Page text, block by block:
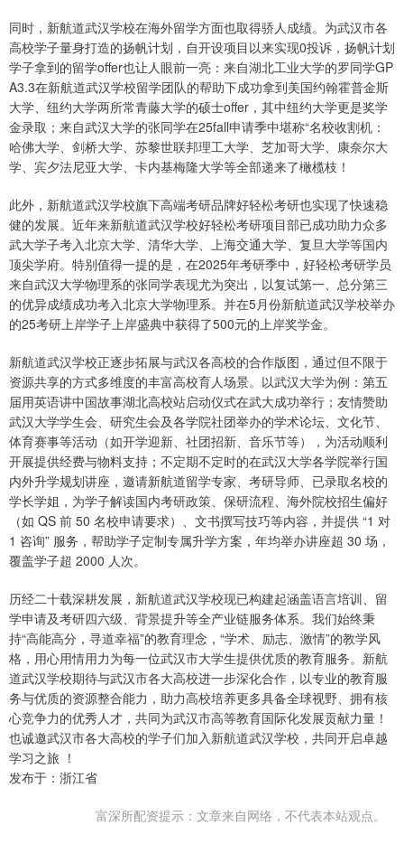
同时，新航道武汉学校在海外留学方面也取得骄人成绩。为武汉市各
高校学子量身打造的扬帆计划，自开设项目以来实现0投诉，扬帆计划
学子拿到的留学offer也让人眼前一亮：来自湖北工业大学的罗同学GP
A3.3在新航道武汉学校留学团队的帮助下成功拿到美国约翰霍普金斯
大学、纽约大学两所常青藤大学的硕士offer，其中纽约大学更是奖学
金录取；来自武汉大学的张同学在25fall申请季中堪称“名校收割机：
哈佛大学、剑桥大学、苏黎世联邦理工大学、芝加哥大学、康奈尔大
学、宾夕法尼亚大学、卡内基梅隆大学等全部递来了橄榄枝！
此外，新航道武汉学校旗下高端考研品牌好轻松考研也实现了快速稳
健的发展。近年来新航道武汉学校好轻松考研项目部已成功助力众多
武大学子考入北京大学、清华大学、上海交通大学、复旦大学等国内
顶尖学府。特别值得一提的是，在2025年考研季中，好轻松考研学员
来自武汉大学物理系的张同学表现尤为突出，以复试第一、总分第三
的优异成绩成功考入北京大学物理系。并在5月份新航道武汉学校举办
的25考研上岸学子上岸盛典中获得了500元的上岸奖学金。
新航道武汉学校正逐步拓展与武汉各高校的合作版图，通过但不限于
资源共享的方式多维度的丰富高校育人场景。以武汉大学为例：第五
届用英语讲中国故事湖北高校站启动仪式在武大成功举行；友情赞助
武汉大学学生会、研究生会及各学院社团举办的学术论坛、文化节、
体育赛事等活动（如开学迎新、社团招新、音乐节等），为活动顺利
开展提供经费与物料支持；不定期不定时的在武汉大学各学院举行国
内外升学规划讲座，邀请新航道留学专家、考研导师、已录取名校的
学长学姐，为学子解读国内考研政策、保研流程、海外院校招生偏好
（如 QS 前 50 名校申请要求）、文书撰写技巧等内容，并提供 “1 对
1 咨询” 服务，帮助学子定制专属升学方案，年均举办讲座超 30 场，
覆盖学子超 2000 人次。
历经二十载深耕发展，新航道武汉学校现已构建起涵盖语言培训、留
学申请及考研四六级、背景提升等全产业链服务体系。我们始终秉
持“高能高分，寻道幸福”的教育理念，“学术、励志、激情”的教学风
格，用心用情用力为每一位武汉市大学生提供优质的教育服务。新航
道武汉学校期待与武汉市各大高校进一步深化合作，以专业的教育服
务与优质的资源整合能力，助力高校培养更多具备全球视野、拥有核
心竞争力的优秀人才，共同为武汉市高等教育国际化发展贡献力量！
也诚邀武汉市各大高校的学子们加入新航道武汉学校，共同开启卓越
学习之旅 ！
发布于：浙江省
富深所配资提示：文章来自网络，不代表本站观点。